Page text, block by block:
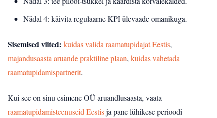
Nädal 4: käivita regulaarne KPI ülevaade omanikuga.
Sisemised viited: kuidas valida raamatupidajat Eestis,
majandusaasta aruande praktiline plaan, kuidas vahetada
raamatupidamispartnerit.
Kui see on sinu esimene OÜ aruandlusaasta, vaata
raamatupidamisteenuseid Eestisja pane lühikese perioodi